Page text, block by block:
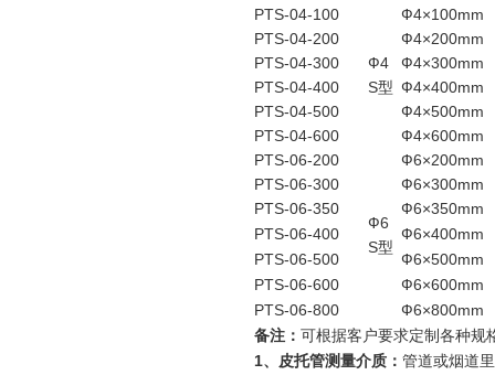
PTS-04-100
Ф4
S型
Ф4×100mm
PTS-04-200
Ф4×200mm
PTS-04-300
Ф4×300mm
PTS-04-400
Ф4×400mm
PTS-04-500
Ф4×500mm
PTS-04-600
Ф4×600mm
PTS-06-200
Ф6
S型
Ф6×200mm
PTS-06-300
Ф6×300mm
PTS-06-350
Ф6×350mm
PTS-06-400
Ф6×400mm
PTS-06-500
Ф6×500mm
PTS-06-600
Ф6×600mm
PTS-06-800
Ф6×800mm
备注： 可根据客户要求定制各种规
1、皮托管测量介质： 管道或烟道